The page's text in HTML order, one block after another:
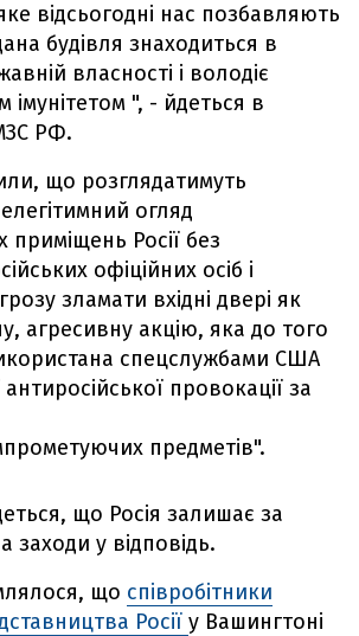
відсьогодні нас позбавляють
будівля знаходиться в
власності і володіє
", - йдеться в
РФ.
що розглядатимуть
огляд
Росії без
офіційних осіб і
зламати вхідні двері як
агресивну акцію, яка до того
спецслужбами США
антиросійської провокації за
предметів".
що Росія залишає за
у відповідь.
що співробітники
Росії у Вашингтоні